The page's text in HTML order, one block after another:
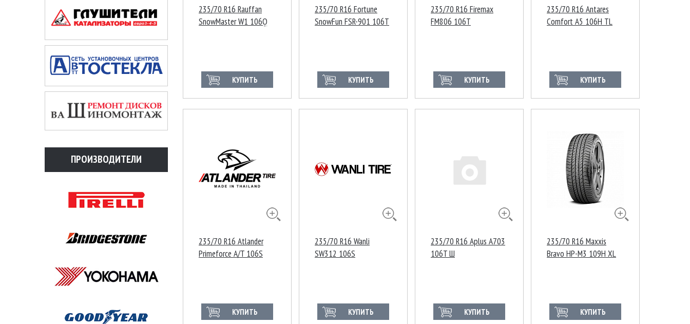
ПРОИЗВОДИТЕЛИ
235/70 R16 Rauffan
SnowMaster W1 106Q
КУПИТЬ
235/70 R16 Fortune
SnowFun FSR-901 106T
КУПИТЬ
235/70 R16 Firemax
FM806 106T
КУПИТЬ
235/70 R16 Antares
Comfort A5 106H TL
КУПИТЬ
235/70 R16 Atlander
Primeforce A/T 106S
КУПИТЬ
235/70 R16 Wanli
SW312 106S
КУПИТЬ
235/70 R16 Aplus A703
106T Ш
КУПИТЬ
235/70 R16 Maxxis
Bravo HP-M3 109H XL
КУПИТЬ